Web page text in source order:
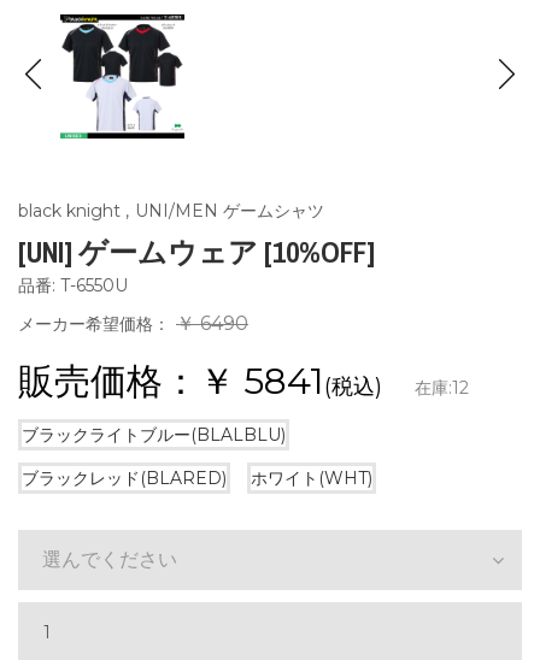
black knight , UNI/MEN ゲームシャツ
[UNI] ゲームウェア [10%OFF]
品番: T-6550U
メーカー希望価格：
￥ 6490
販売価格：￥ 5841(税込) 在庫:12
ブラックライトブルー(BLALBLU)
ブラックレッド(BLARED)
ホワイト(WHT)
選んでください